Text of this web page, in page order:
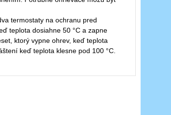
termostaty na ochranu pred
teplota dosiahne 50 °C a zapne
ktorý vypne ohrev, keď teplota
keď teplota klesne pod 100 °C.